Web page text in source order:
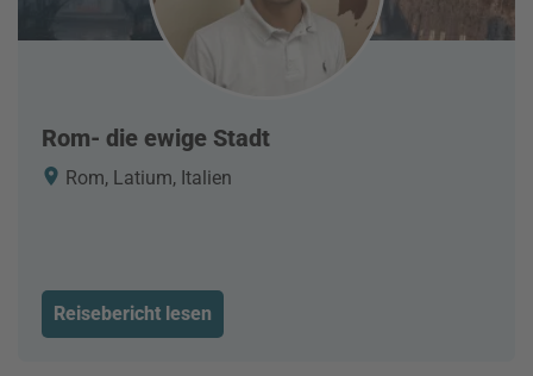
Rom- die ewige Stadt
Rom, Latium, Italien
Reisebericht lesen